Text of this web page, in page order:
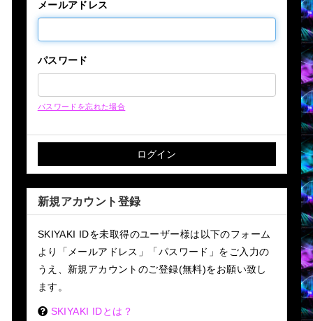
メールアドレス
パスワード
パスワードを忘れた場合
新規アカウント登録
SKIYAKI IDを未取得のユーザー様は以下のフォーム
より「メールアドレス」「パスワード」をご入力の
うえ、新規アカウントのご登録(無料)をお願い致し
ます。
SKIYAKI IDとは？